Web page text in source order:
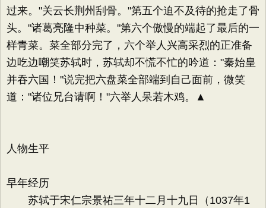
过来。"关云长荆州刮骨。"第五个迫不及待的抢走了骨
头。"诸葛亮隆中种菜。"第六个傲慢的端起了最后的一
样青菜。菜全部分完了，六个举人兴高采烈的正准备
边吃边嘲笑苏轼时，苏轼却不慌不忙的吟道："秦始皇
并吞六国！"说完把六盘菜全部端到自己面前，微笑
道："诸位兄台请啊！"六举人呆若木鸡。▲
人物生平
早年经历
苏轼于宋仁宗景祐三年十二月十九日（1037年1